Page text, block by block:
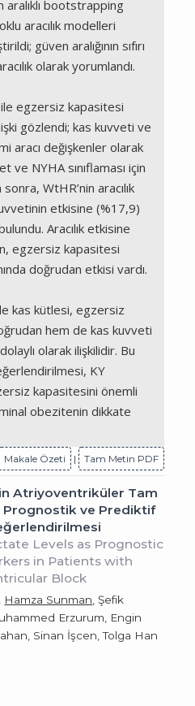
aralıklı bootstrapping
aracılık modelleri
güven aralığının sıfırı
olarak yorumlandı.
egzersiz kapasitesi
gözlendi; kas kuvveti ve
aracı değişkenler olarak
ve NYHA sınıflaması için
WtHR’nin aracılık
etkisine (%17,9)
Aracılık etkisine
egzersiz kapasitesi
doğrudan etkisi vardı.
kas kütlesi, egzersiz
hem de kas kuvveti
olarak ilişkilidir. Bu
KY
kapasitesini önemli
obezitenin dikkate
Makale Özeti | Tam Metin PDF
Atriyoventriküler Tam
Prognostik ve Prediktif
Levels as Prognostic
in Patients with
Block
Hamza Sunman , Şefik
Erzurum, Engin
Sinan İşcen, Tolga Han